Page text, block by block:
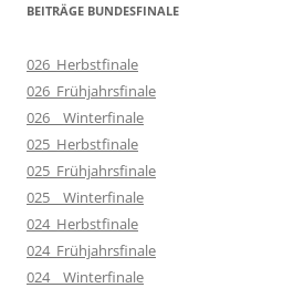
BEITRÄGE BUNDESFINALE
026_Herbstfinale
026_Frühjahrsfinale
026__Winterfinale
025_Herbstfinale
025_Frühjahrsfinale
025__Winterfinale
024_Herbstfinale
024_Frühjahrsfinale
024__Winterfinale